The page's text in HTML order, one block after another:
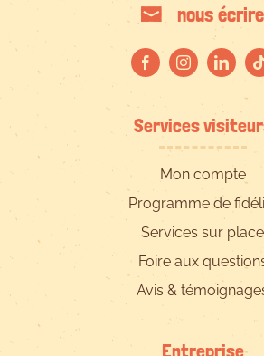
nous écrire
Services
Mon compte
Programme de
Services sur place
Foire aux
Avis &
Entreprise